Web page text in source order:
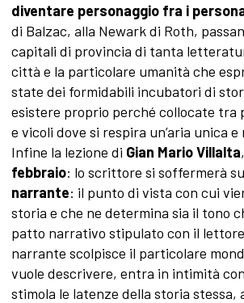
diventare personaggio fra i
di Balzac, alla Newark di Roth,
capitali di provincia di tanta
città e la particolare umanità che
state dei formidabili incubatori di
esistere proprio perché collocate tra
e vicoli dove si respira un’aria unica
Infine la lezione di Gian Mario Villalta,
febbraio: lo scrittore si soffermerà
narrante: il punto di vista con cui
storia e che ne determina sia il tono
patto narrativo stipulato con il
narrante scolpisce il particolare
vuole descrivere, entra in intimità
stimola le latenze della storia stessa,